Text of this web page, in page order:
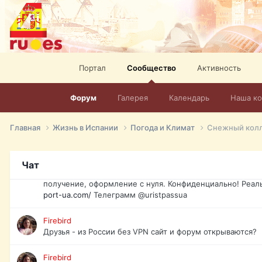
Портал Сообщество
Форум Галерея Календарь Наша
Активность
Главная Жизнь в Испании Погода и Климат Снежный
Чат
спорт, HD. + Огромная видеотека + 10.000 фильмов и
сайта. Наш сайт: http://mir-tv.club/television-in-spain.html
David16
Книги
David16
Подскажите пожалуйста, как удалить свой аккаунт из
Юрист юа
получение, оформление с нуля. Конфиденциально!
port-ua.com/ Телеграмм @uristpassua
Firebird
Друзья - из России без VPN сайт и форум открываются?
Firebird